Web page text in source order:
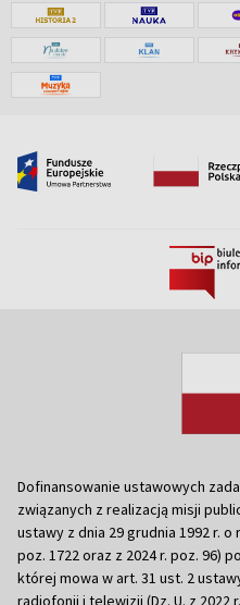
Dofinansowanie ustawowych
związanych z realizacją misji
ustawy z dnia 29 grudnia 1992 r. o
poz. 1722 oraz z 2024 r. poz. 96)
której mowa w art. 31 ust. 2
radiofonii i telewizji (Dz. U. z 2022